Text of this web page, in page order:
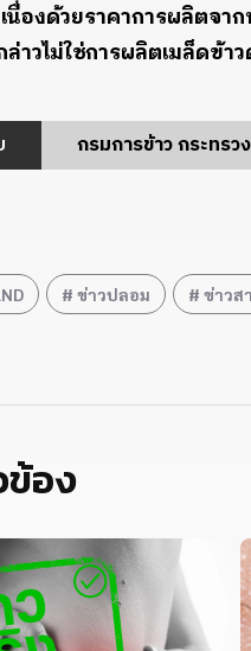
นื่องด้วยราคาการผลิตจ
าวไม่ใช่การผลิตเมล็ดข้า
กรมการข้าว กระทร
ข่าวปลอม ข่าวส
อง